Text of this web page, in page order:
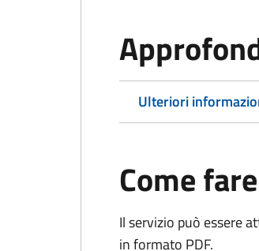
Ulteriori
Come fare
Il servizio può essere
in formato PDF.